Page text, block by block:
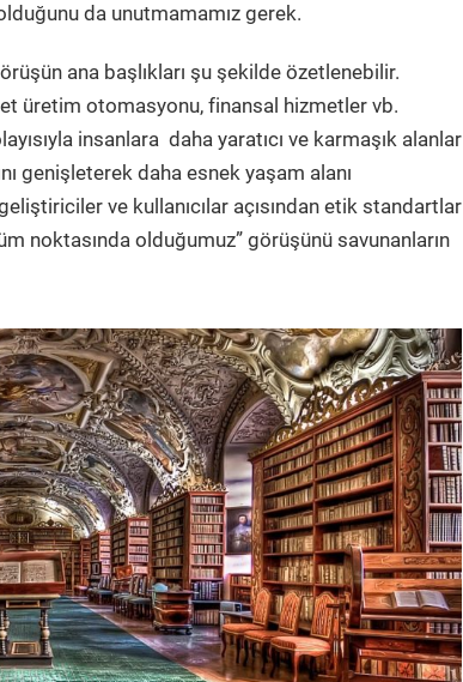
da unutmamamız gerek.
ana başlıkları şu şekilde özetlenebilir.
üretim otomasyonu, finansal hizmetler vb.
insanlara daha yaratıcı ve karmaşık alanlar
genişleterek daha esnek yaşam alanı
ve kullanıcılar açısından etik standartlar
noktasında olduğumuz” görüşünü savunanların